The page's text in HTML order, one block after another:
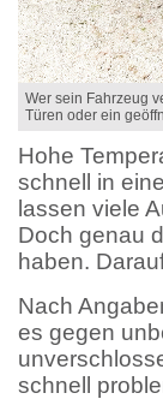
Wer sein Fahrzeug
Türen oder ein
Hohe
schnell in
lassen viele
Doch genau
haben.
Nach
es gegen
schnell